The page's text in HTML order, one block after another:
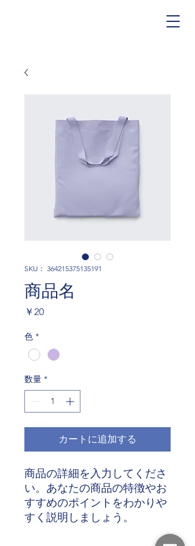
SKU： 364215375135191
商品名
￥20価
色 *
数量 *
カートに追加する
商品の詳細を入力してくださ
い。あなたの商品の特徴やお
すすめのポイントをわかりや
すく説明しましょう。